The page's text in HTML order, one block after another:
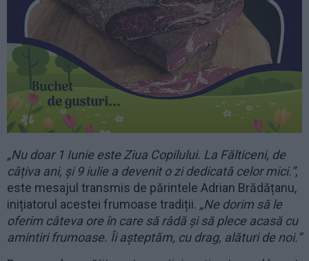
„Nu doar 1 Iunie este Ziua Copilului. La Fălticeni, de
câțiva ani, și 9 iulie a devenit o zi dedicată celor mici.”,
este mesajul transmis de părintele Adrian Brădățanu,
inițiatorul acestei frumoase tradiții. „Ne dorim să le
oferim câteva ore în care să râdă și să plece acasă cu
amintiri frumoase. Îi așteptăm, cu drag, alături de noi.”